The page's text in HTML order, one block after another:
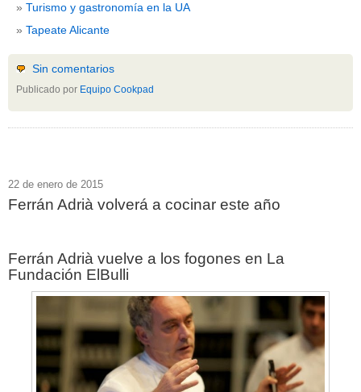
Turismo y gastronomía en la UA
Tapeate Alicante
Sin comentarios
Publicado por Equipo Cookpad
22 de enero de 2015
Ferrán Adrià volverá a cocinar este año
Ferrán Adrià vuelve a los fogones en La
Fundación ElBulli